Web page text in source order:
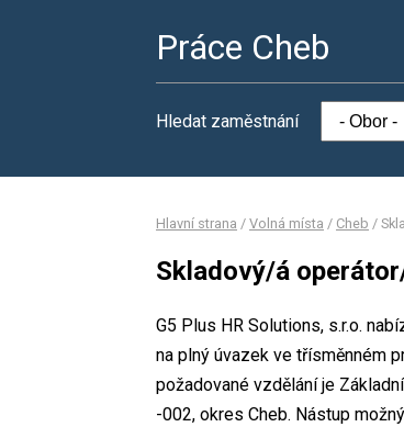
Práce Cheb
Hledat zaměstnání
Hlavní strana / Volná místa / Cheb /
Skladový/á
G5 Plus HR Solutions, s.r.o.
na plný úvazek ve třísměnném
požadované vzdělání je
-002, okres Cheb. Nástup